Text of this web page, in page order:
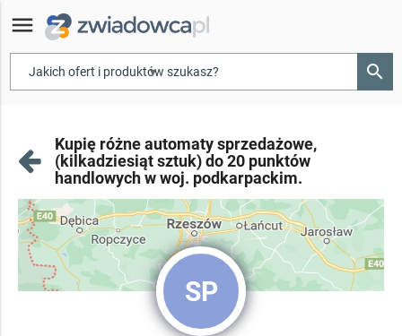
menu
▾ search
Kupię różne automaty sprzedażowe,
(kilkadziesiąt sztuk) do 20 punktów
handlowych w woj. podkarpackim.
SP